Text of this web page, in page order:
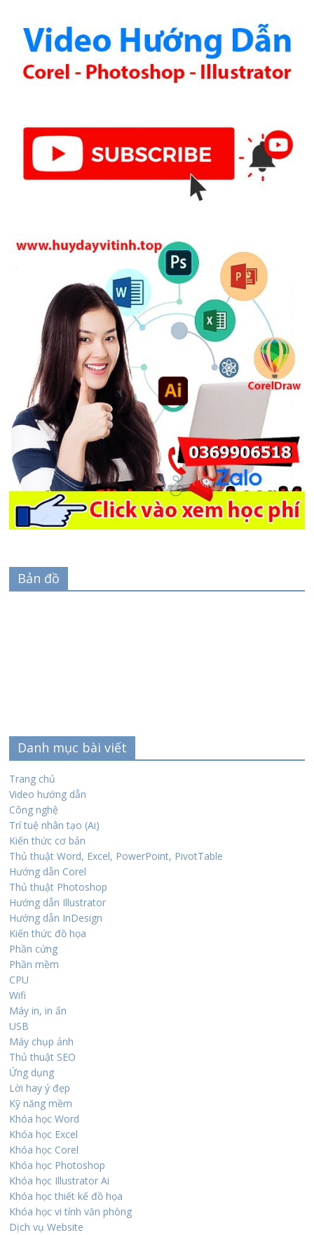
Bản đồ
Danh mục bài viết
Trang chủ
Video hướng dẫn
Công nghệ
Trí tuệ nhân tạo (Ai)
Kiến thức cơ bản
Thủ thuật Word, Excel, PowerPoint, PivotTable
Hướng dẫn Corel
Thủ thuật Photoshop
Hướng dẫn Illustrator
Hướng dẫn InDesign
Kiến thức đồ họa
Phần cứng
Phần mềm
CPU
Wifi
Máy in, in ấn
USB
Máy chụp ảnh
Thủ thuật SEO
Ứng dụng
Lời hay ý đẹp
Kỹ năng mềm
Khóa học Word
Khóa học Excel
Khóa học Corel
Khóa học Photoshop
Khóa học Illustrator Ai
Khóa học thiết kế đồ họa
Khóa học vi tính văn phòng
Dịch vụ Website